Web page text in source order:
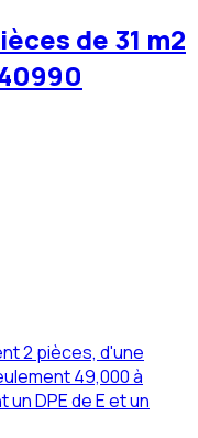
de 31 m2
2 pièces, d'une
49,000 à
DPE de E et un